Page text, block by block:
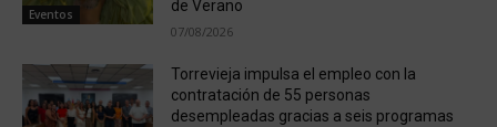
Eventos
de Verano
07/08/2026
Torrevieja impulsa el empleo con la
contratación de 55 personas
desempleadas gracias a seis programas